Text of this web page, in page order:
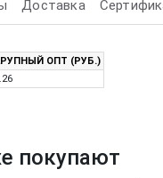
Доставка
ОПТ (РУБ.)
покупают